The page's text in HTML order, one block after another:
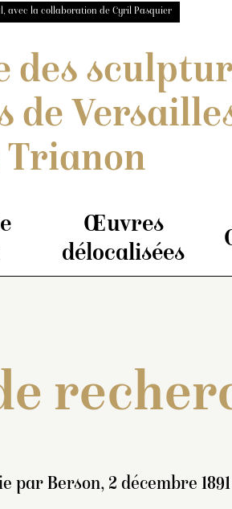
avec la collaboration de Cyril Pasquier
des
de
Trianon
Œuvres
délocalisées
par Berson, 2 décembre 1891